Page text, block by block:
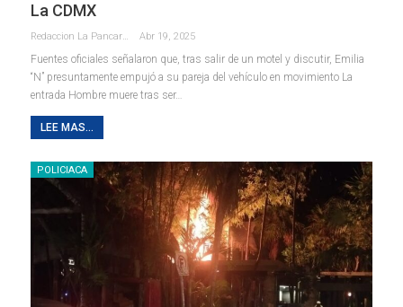
La CDMX
Redaccion La Pancarta De Quintana Roo Abr 19, 2025
Fuentes oficiales señalaron que, tras salir de un motel y discutir, Emilia
“N” presuntamente empujó a su pareja del vehículo en movimiento La
entrada Hombre muere tras ser…
LEE MAS...
POLICIACA